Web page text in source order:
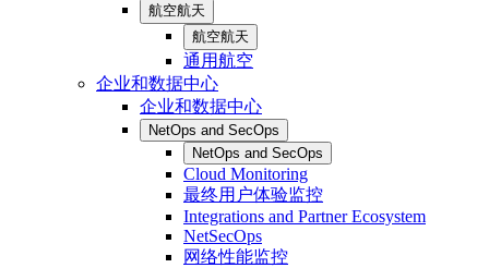
航空航天
航空航天
通用航空
企业和数据中心
企业和数据中心
NetOps and SecOps
NetOps and SecOps
Cloud Monitoring
最终用户体验监控
Integrations and Partner Ecosystem
NetSecOps
网络性能监控